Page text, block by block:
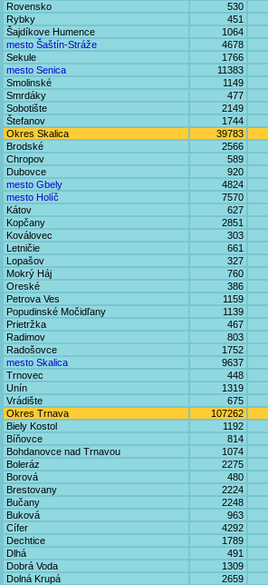
Rovensko
530
Rybky
451
Šajdíkove Humence
1064
mesto Šaštín-Stráže
4678
Sekule
1766
mesto Senica
11383
Smolinské
1149
Smrdáky
477
Sobotište
2149
Štefanov
1744
Okres Skalica
39783
Brodské
2566
Chropov
589
Dubovce
920
mesto Gbely
4824
mesto Holíč
7570
Kátov
627
Kopčany
2851
Koválovec
303
Letničie
661
Lopašov
327
Mokrý Háj
760
Oreské
386
Petrova Ves
1159
Popudinské Močidľany
1139
Prietržka
467
Radimov
803
Radošovce
1752
mesto Skalica
9637
Trnovec
448
Unín
1319
Vrádište
675
Okres Trnava
107262
Biely Kostol
1192
Bíňovce
814
Bohdanovce nad Trnavou
1074
Boleráz
2275
Borová
480
Brestovany
2224
Bučany
2248
Buková
963
Cífer
4292
Dechtice
1789
Dlhá
491
Dobrá Voda
1309
Dolná Krupá
2659